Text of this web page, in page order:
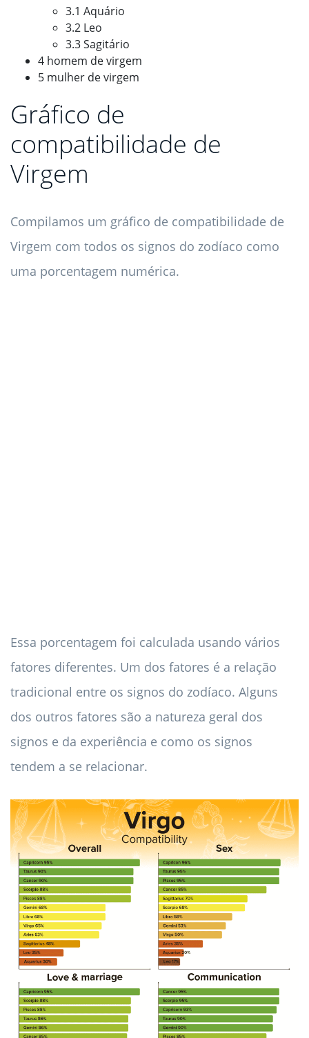
3.1 Aquário
3.2 Leo
3.3 Sagitário
4 homem de virgem
5 mulher de virgem
Gráfico de
compatibilidade de
Virgem
Compilamos um gráfico de compatibilidade de
Virgem com todos os signos do zodíaco como
uma porcentagem numérica.
Essa porcentagem foi calculada usando vários
fatores diferentes. Um dos fatores é a relação
tradicional entre os signos do zodíaco. Alguns
dos outros fatores são a natureza geral dos
signos e da experiência e como os signos
tendem a se relacionar.